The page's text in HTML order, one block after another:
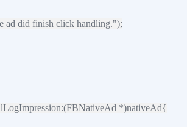
did finish click handling.");
*)nativeAd{